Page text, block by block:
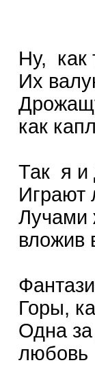
Ну, как
Их
как
Так я и
Играют
Лучами
вложив
Горы,
Одна за
любовь